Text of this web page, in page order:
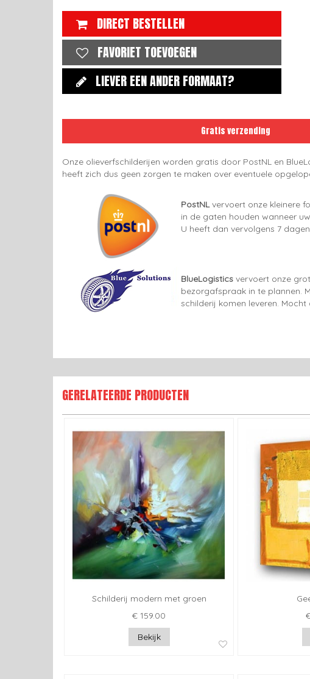
DIRECT BESTELLEN
FAVORIET TOEVOEGEN
LIEVER EEN ANDER FORMAAT?
Gratis verzending
Onze olieverfschilderijen worden gratis door PostNL en
heeft zich dus geen zorgen te maken over eventuele
PostNLvervoert onze kleinere
in de gaten houden wanneer
U heeft dan vervolgens 7
BlueLogistics vervoert onze
bezorgafspraak in te plannen.
schilderij komen leveren.
GERELATEERDE PRODUCTEN
Schilderij modern met groen
€ 159.00
Bekijk